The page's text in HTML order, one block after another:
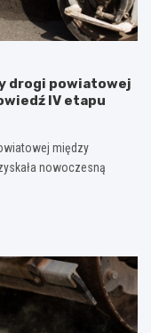
drogi powiatowej
IV etapu
między
nowoczesną